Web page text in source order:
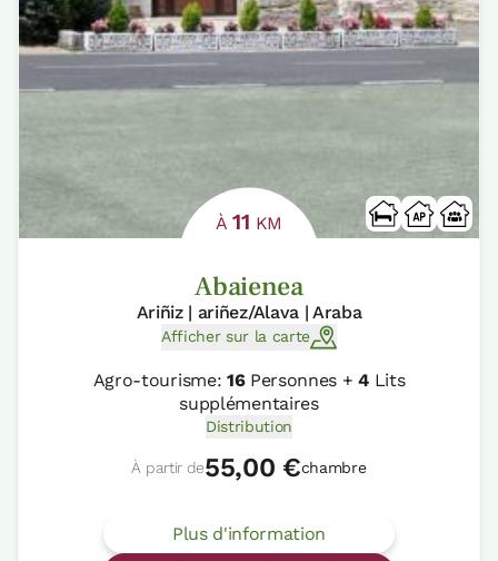
À11 KM
Abaienea
Ariñiz | ariñez/Alava | Araba
Afficher sur la carte
Agro-tourisme: 16Personnes +4Lits
supplémentaires
Distribution
À partir de55,00 €chambre
Plus d'information